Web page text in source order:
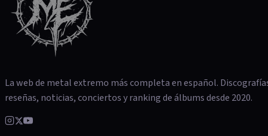
La web de metal extremo más completa en español.
reseñas, noticias, conciertos y ranking de álbums desde 2020.